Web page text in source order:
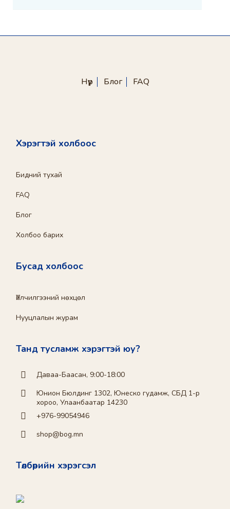
Нүүр Блог FAQ
Хэрэгтэй холбоос
Бидний тухай
FAQ
Блог
Холбоо барих
Бусад холбоос
Үйлчилгээний нөхцөл
Нууцлалын журам
Танд тусламж хэрэгтэй юу?
Даваа-Баасан, 9:00-18:00
Юнион Бюлдинг 1302, Юнеско гудамж, СБД 1-р
хороо, Улаанбаатар 14230
+976-99054946
shop@bog.mn
Төлбөрийн хэрэгсэл